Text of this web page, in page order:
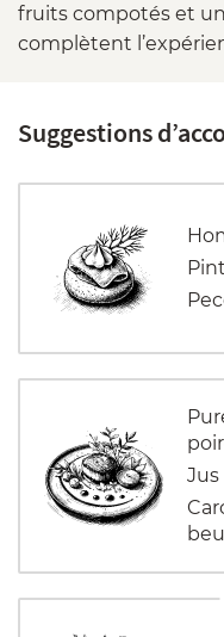
fruits compotés et
complètent
Suggestions
Jus